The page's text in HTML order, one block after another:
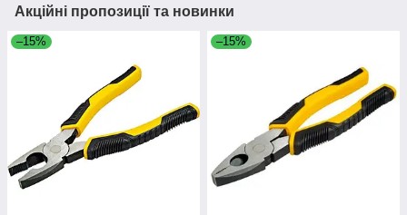
Акційні пропозиції та новинки
–15% –15%